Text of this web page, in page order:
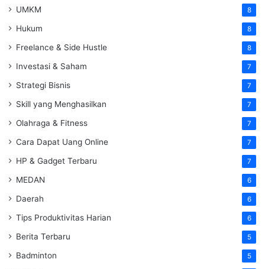
UMKM 8
Hukum 8
Freelance & Side Hustle 8
Investasi & Saham 7
Strategi Bisnis 7
Skill yang Menghasilkan 7
Olahraga & Fitness 7
Cara Dapat Uang Online 7
HP & Gadget Terbaru 7
MEDAN 6
Daerah 6
Tips Produktivitas Harian 6
Berita Terbaru 5
Badminton 5